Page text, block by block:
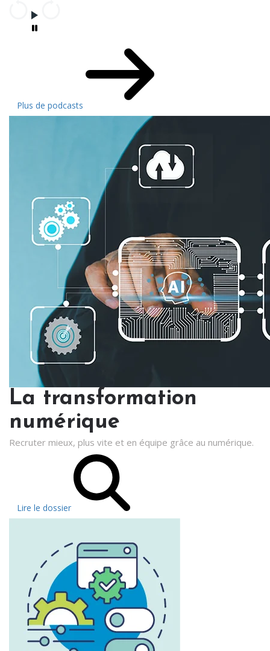
Plus de podcasts
La transformation
numérique
Recruter mieux, plus vite et en équipe grâce au numérique.
Lire le dossier